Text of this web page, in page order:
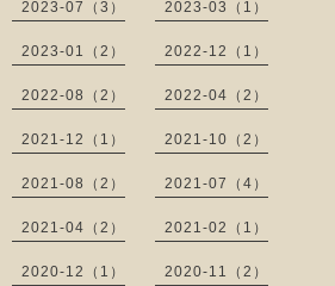
2023-07（3） 2023-03（1）
2023-01（2） 2022-12（1）
2022-08（2） 2022-04（2）
2021-12（1） 2021-10（2）
2021-08（2） 2021-07（4）
2021-04（2） 2021-02（1）
2020-12（1） 2020-11（2）